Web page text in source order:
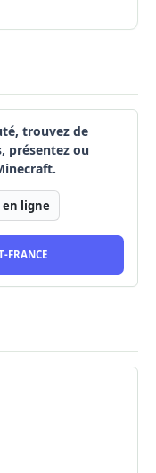
trouvez de
présentez ou
en ligne
FRANCE